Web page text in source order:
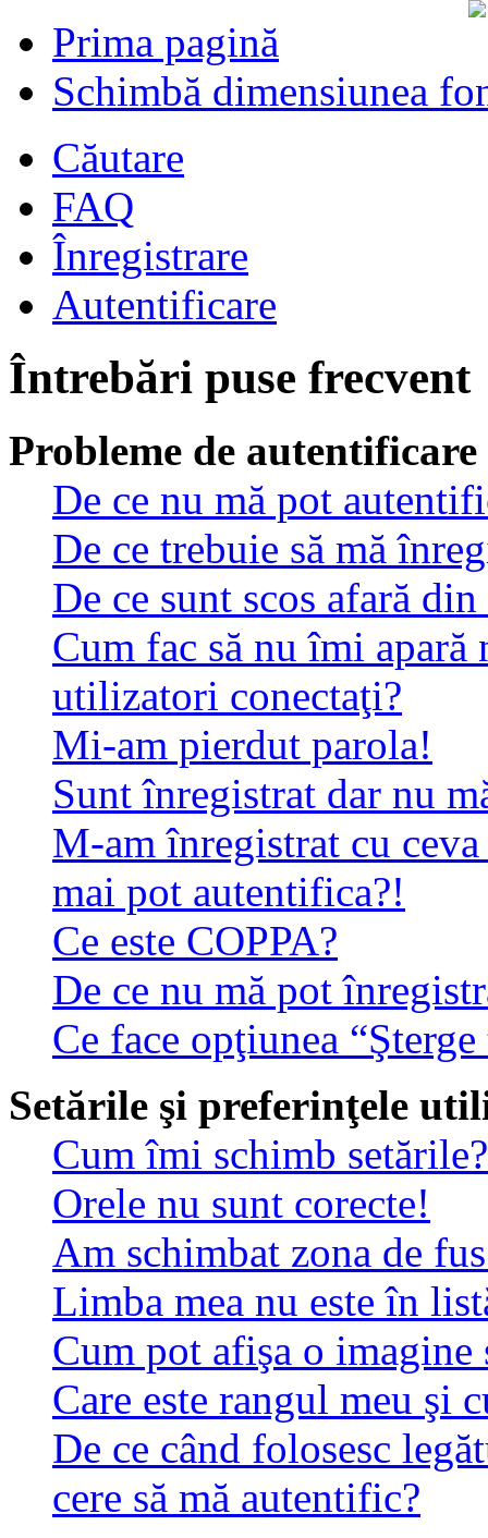
Prima pagină
Schimbă dimensiunea
Căutare
FAQ
Înregistrare
Autentificare
Întrebări puse frecvent
Probleme de
De ce nu mă pot
De ce trebuie să mă
De ce sunt scos afară
Cum fac să nu îmi
utilizatori conectaţi?
Mi-am pierdut parola!
Sunt înregistrat dar nu
M-am înregistrat cu
mai pot autentifica?!
Ce este COPPA?
De ce nu mă pot
Ce face opţiunea
Setările şi preferinţele
Cum îmi schimb setările?
Orele nu sunt corecte!
Am schimbat zona de
Limba mea nu este în
Cum pot afişa o
Care este rangul meu şi
De ce când folosesc
cere să mă autentific?